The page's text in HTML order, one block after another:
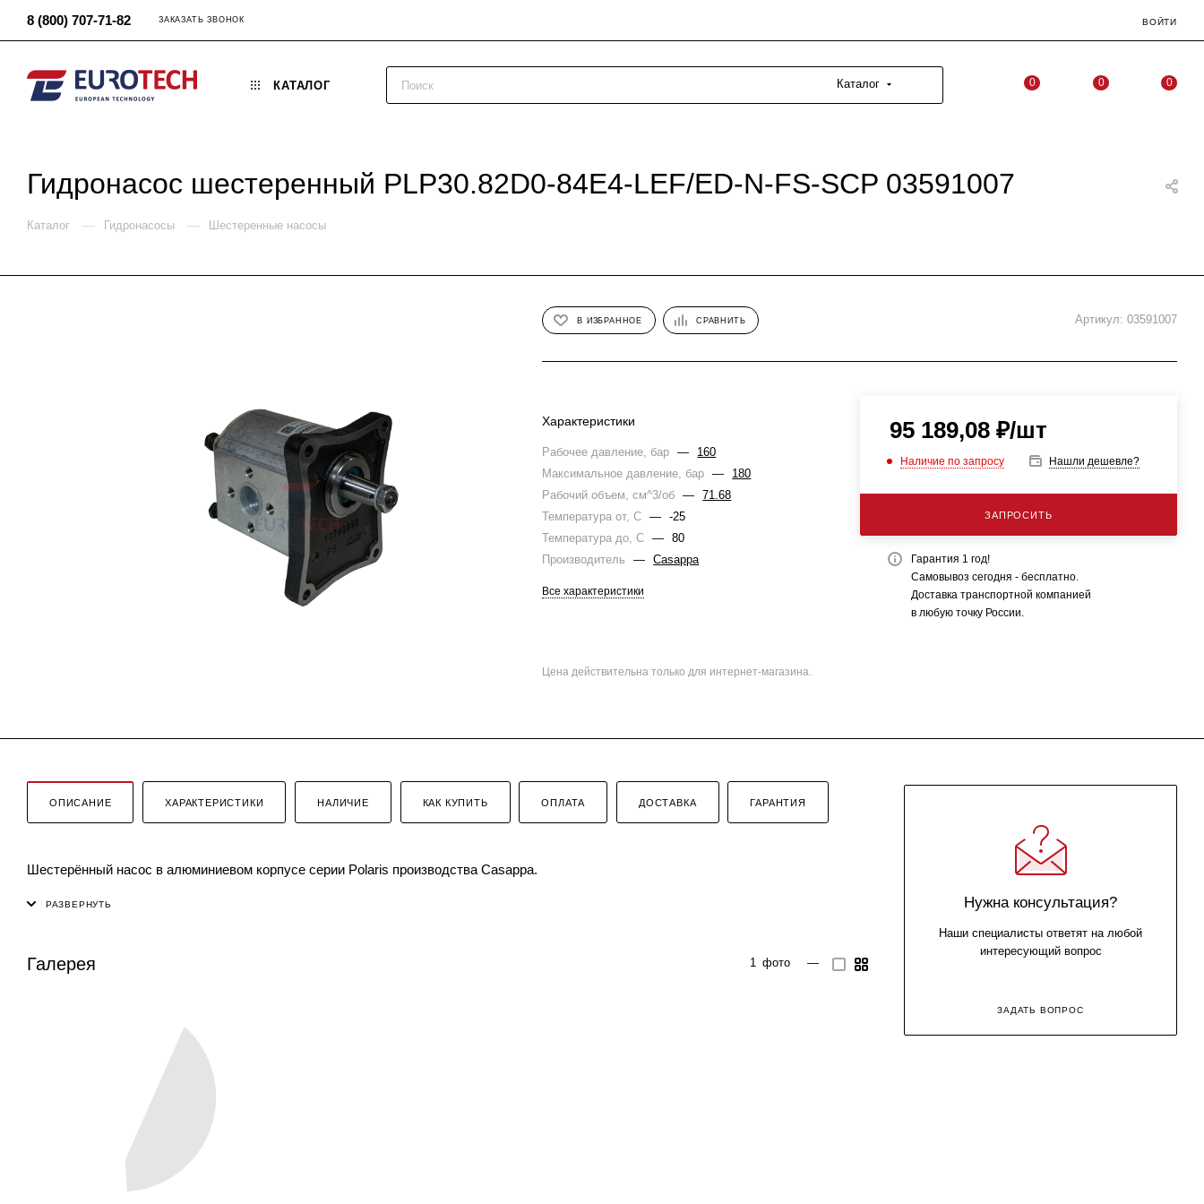
8 (800) 707-71-82 ЗАКАЗАТЬ ЗВОНОК ВОЙТИ
КАТАЛОГ Каталог 0 0 0
Гидронасос шестеренный PLP30.82D0-84E4-LEF/ED-N-FS-SCP 03591007
Каталог — Гидронасосы — Шестеренные насосы
В ИЗБРАННОЕ СРАВНИТЬ Артикул: 03591007
Характеристики
Рабочее давление, бар —
160
Максимальное давление, бар
—
180
Рабочий объем, см^3/об
—
71.68
Температура от, С
—
-25
Температура до, С
—
80
Производитель
— Casappa
Все характеристики
95 189,08₽/шт
Наличие по запросу Нашли дешевле?
ЗАПРОСИТЬ
Гарантия 1 год!
Самовывоз сегодня - бесплатно.
Доставка транспортной компанией
в любую точку России.
Цена действительна только для интернет-магазина.
ОПИСАНИЕ ХАРАКТЕРИСТИКИ НАЛИЧИЕ КАК КУПИТЬ ОПЛАТА ДОСТАВКА ГАРАНТИЯ
Шестерённый насос в алюминиевом корпусе серии Polaris производства Casappa.
Галерея 1 фото —
Нужна консультация?
Наши специалисты ответят на любой
интересующий вопрос
ЗАДАТЬ ВОПРОС